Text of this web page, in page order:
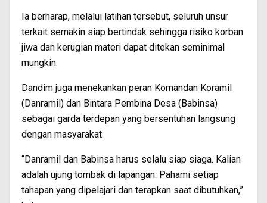
Ia berharap, melalui latihan tersebut, seluruh unsur
terkait semakin siap bertindak sehingga risiko korban
jiwa dan kerugian materi dapat ditekan seminimal
mungkin.
Dandim juga menekankan peran Komandan Koramil
(Danramil) dan Bintara Pembina Desa (Babinsa)
sebagai garda terdepan yang bersentuhan langsung
dengan masyarakat.
“Danramil dan Babinsa harus selalu siap siaga. Kalian
adalah ujung tombak di lapangan. Pahami setiap
tahapan yang dipelajari dan terapkan saat dibutuhkan,”